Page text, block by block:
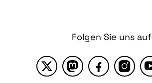
Folgen Sie uns auf